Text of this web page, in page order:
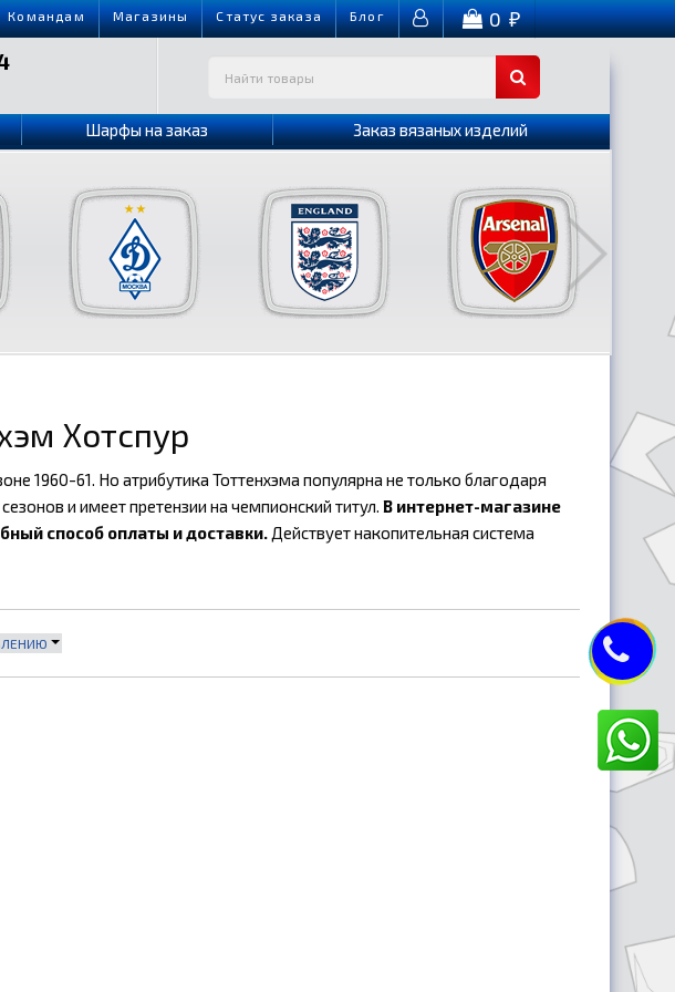
Командам Магазины Cтатус заказа Блог 0₽
Шарфы на заказ Заказ вязаных изделий
Хотспур
1960-61. Но атрибутика Тоттенхэма популярна не только благодаря
и имеет претензии на чемпионский титул. В интернет-магазине
способ оплаты и доставки. Действует накопительная система